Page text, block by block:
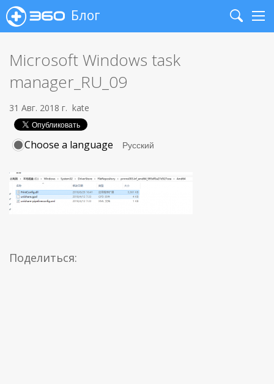
Блог
Search
Microsoft Windows task
manager_RU_09
31 Авг. 2018 г. kate
Choose a language
Поделиться: